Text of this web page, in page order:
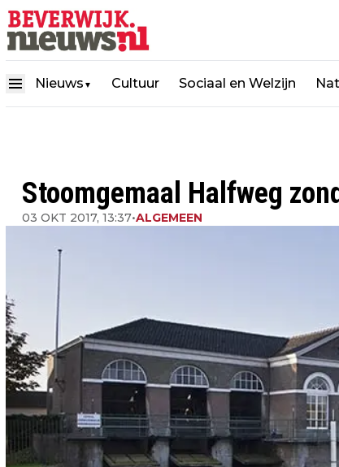
Nieuws ▼ Cultuur Sociaal en Welzijn
Stoomgemaal Halfweg
03 OKT 2017, 13:37•ALGEMEEN